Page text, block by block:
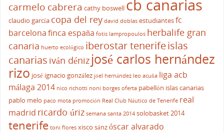
carmelo cabrera cathy boswell cb canarias
claudio garcía copa del rey david doblas estudiantesfc
barcelonafinca españa fotis lampropoulos herbalife gran
canaria huerto ecológico iberostar tenerifeislas
canarias iván déniz josé carlos hernández
rizo josé ignacio gonzález jöel hernández leo acuña liga acb
málaga 2014 nico richotti noni borges oferta pabellón islas canarias
pablo melo paco mota promoción Real Club Náutico de Tenerife real
madrid ricardo úriz semana santa 2014 solobasket 2014
tenerife toni flores xisco sánzóscar alvarado